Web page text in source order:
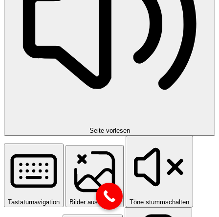
Seite vorlesen
Tastaturnavigation Bilder ausblenden Töne stummschalten